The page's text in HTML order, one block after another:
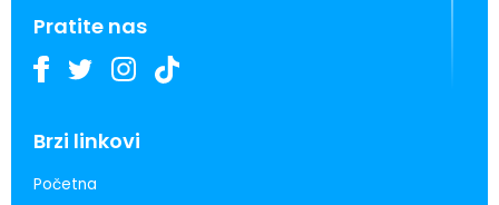
Pratite nas
Brzi linkovi
Početna